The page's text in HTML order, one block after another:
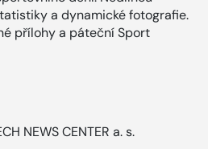
a dynamické fotografie.
přílohy a páteční Sport
NEWS CENTER a. s.